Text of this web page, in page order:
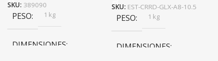
SKU: 389090
PESO 1 kg
DIMENSIONES
SKU: EST-CRRD-GLX-A8-10.5
PESO 1 kg
DIMENSIONES